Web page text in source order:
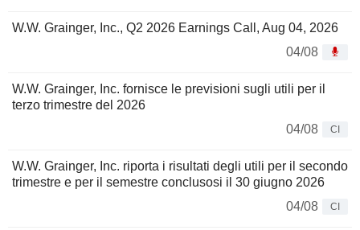
W.W. Grainger, Inc., Q2 2026 Earnings Call, Aug 04, 2026
04/08
W.W. Grainger, Inc. fornisce le previsioni sugli utili per il
terzo trimestre del 2026
04/08
CI
W.W. Grainger, Inc. riporta i risultati degli utili per il secondo
trimestre e per il semestre conclusosi il 30 giugno 2026
04/08
CI